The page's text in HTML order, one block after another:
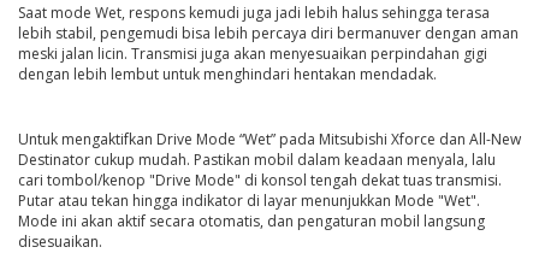
Saat mode Wet, respons kemudi juga jadi lebih halus sehingga terasa
lebih stabil, pengemudi bisa lebih percaya diri bermanuver dengan aman
meski jalan licin. Transmisi juga akan menyesuaikan perpindahan gigi
dengan lebih lembut untuk menghindari hentakan mendadak.
Untuk mengaktifkan Drive Mode “Wet” pada Mitsubishi Xforce dan All-New
Destinator cukup mudah. Pastikan mobil dalam keadaan menyala, lalu
cari tombol/kenop "Drive Mode" di konsol tengah dekat tuas transmisi.
Putar atau tekan hingga indikator di layar menunjukkan Mode "Wet".
Mode ini akan aktif secara otomatis, dan pengaturan mobil langsung
disesuaikan.